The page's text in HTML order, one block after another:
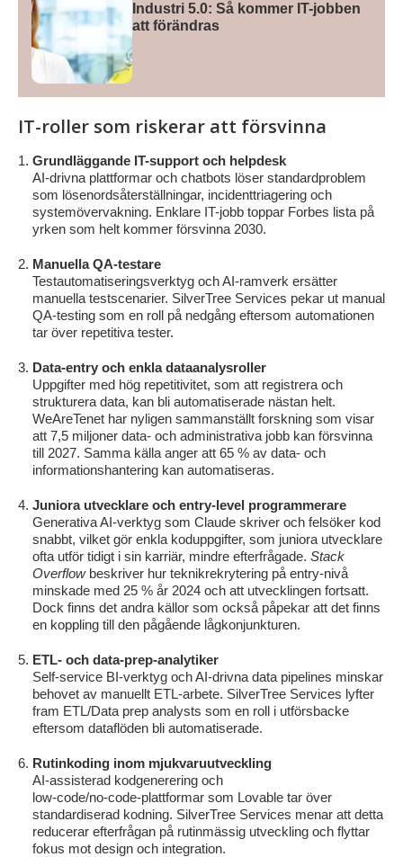
Industri 5.0: Så kommer IT-jobben
att förändras
IT-roller som riskerar att försvinna
Grundläggande IT-support och helpdesk
AI‑drivna plattformar och chatbots löser standardproblem
som lösenordsåterställningar, incidenttriagering och
systemövervakning. Enklare IT-jobb toppar Forbes lista på
yrken som helt kommer försvinna 2030.
Manuella QA-testare
Testautomatiseringsverktyg och AI-ramverk ersätter
manuella testscenarier. SilverTree Services pekar ut manual
QA-testing som en roll på nedgång eftersom automationen
tar över repetitiva tester.
Data-entry och enkla dataanalysroller
Uppgifter med hög repetitivitet, som att registrera och
strukturera data, kan bli automatiserade nästan helt.
WeAreTenet har nyligen sammanställt forskning som visar
att 7,5 miljoner data‑ och administrativa jobb kan försvinna
till 2027. Samma källa anger att 65 % av data‑ och
informationshantering kan automatiseras.
Juniora utvecklare och entry-level programmerare
Generativa AI‑verktyg som Claude skriver och felsöker kod
snabbt, vilket gör enkla koduppgifter, som juniora utvecklare
ofta utför tidigt i sin karriär, mindre efterfrågade. Stack
Overflowbeskriver hur teknikrekrytering på entry‑nivå
minskade med 25 % år 2024 och att utvecklingen fortsatt.
Dock finns det andra källor som också påpekar att det finns
en koppling till den pågående lågkonjunkturen.
ETL- och data-prep-analytiker
Self‑service BI‑verktyg och AI‑drivna data pipelines minskar
behovet av manuellt ETL‑arbete. SilverTree Services lyfter
fram ETL/Data prep analysts som en roll i utförsbacke
eftersom dataflöden bli automatiserade.
Rutinkoding inom mjukvaruutveckling
AI‑assisterad kodgenerering och
low‑code/no‑code‑plattformar som Lovable tar över
standardiserad kodning. SilverTree Services menar att detta
reducerar efterfrågan på rutinmässig utveckling och flyttar
fokus mot design och integration.